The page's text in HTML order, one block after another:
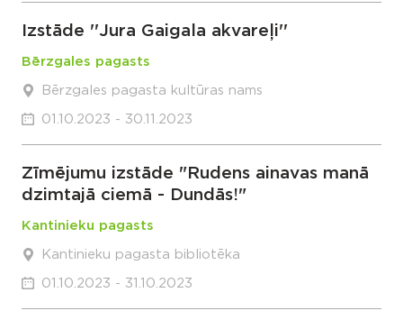
Izstāde ''Jura Gaigala akvareļi''
Bērzgales pagasts
Bērzgales pagasta kultūras nams
01.10.2023 - 30.11.2023
Zīmējumu izstāde "Rudens ainavas manā
dzimtajā ciemā - Dundās!"
Kantinieku pagasts
Kantinieku pagasta bibliotēka
01.10.2023 - 31.10.2023